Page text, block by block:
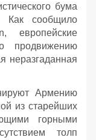
бума
Как сообщило
европейские
продвижению
неразгаданная
Армению
из старейших
горными
толп